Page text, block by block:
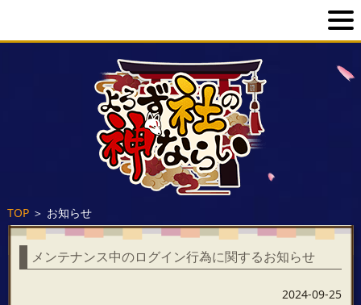
TOP＞ お知らせ
メンテナンス中のログイン行為に関するお知らせ
2024-09-25